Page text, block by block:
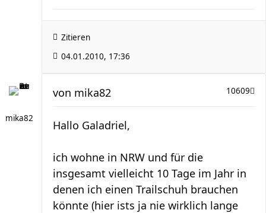
Zitieren
04.01.2010, 17:36
mika82
10609
von mika82
Hallo Galadriel,
ich wohne in NRW und für die
insgesamt vielleicht 10 Tage im Jahr in
denen ich einen Trailschuh brauchen
könnte (hier ists ja nie wirklich lange